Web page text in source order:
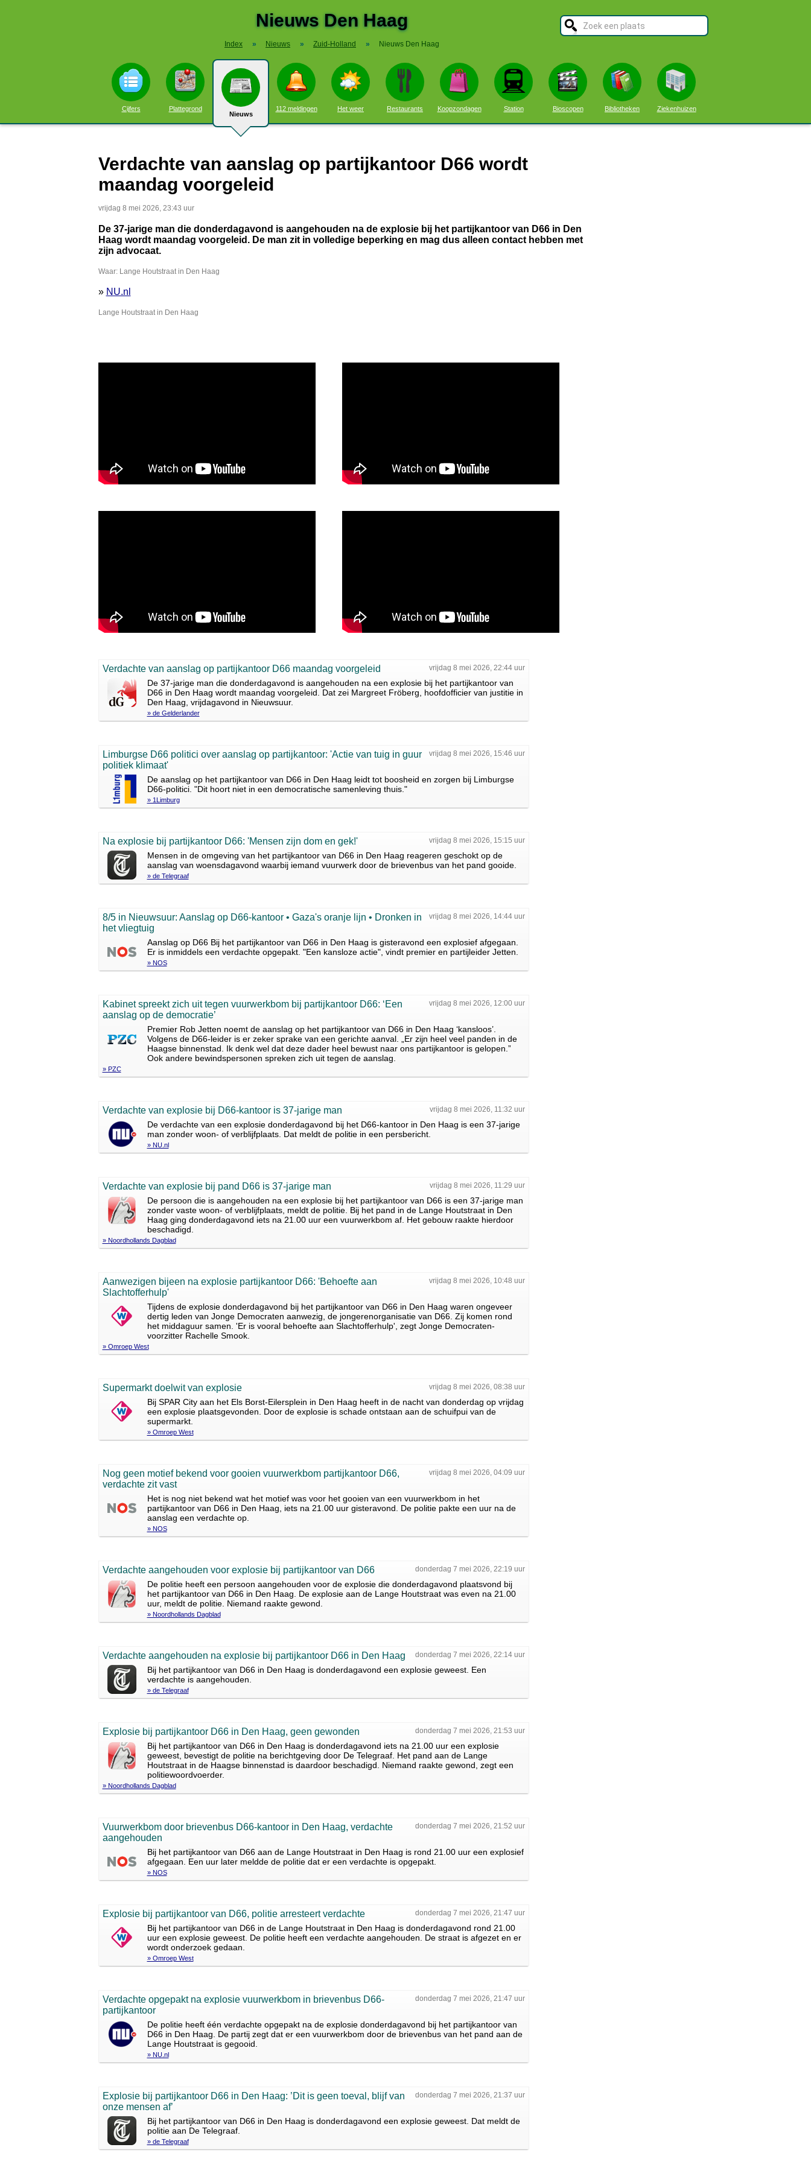
Nieuws Den Haag
Index » Nieuws » Zuid-Holland » Nieuws Den Haag
Cijfers Plattegrond
Nieuws
112 meldingen Het weer Restaurants Koopzondagen Station Bioscopen Bibliotheken Ziekenhuizen
Verdachte van aanslag op partijkantoor D66 wordt
maandag voorgeleid
vrijdag 8 mei 2026, 23:43 uur
De 37-jarige man die donderdagavond is aangehouden na de explosie bij het partijkantoor van D66 in Den
Haag wordt maandag voorgeleid. De man zit in volledige beperking en mag dus alleen contact hebben met
zijn advocaat.
Waar: Lange Houtstraat in Den Haag
» NU.nl
Lange Houtstraat in Den Haag
vrijdag 8 mei 2026, 22:44 uur
Verdachte van aanslag op partijkantoor D66 maandag voorgeleid
De 37-jarige man die donderdagavond is aangehouden na een explosie bij het partijkantoor van
D66 in Den Haag wordt maandag voorgeleid. Dat zei Margreet Fröberg, hoofdofficier van justitie in
Den Haag, vrijdagavond in Nieuwsuur.
» de Gelderlander
vrijdag 8 mei 2026, 15:46 uur
Limburgse D66 politici over aanslag op partijkantoor: 'Actie van tuig in guur
politiek klimaat'
De aanslag op het partijkantoor van D66 in Den Haag leidt tot boosheid en zorgen bij Limburgse
D66-politici. "Dit hoort niet in een democratische samenleving thuis."
» 1Limburg
vrijdag 8 mei 2026, 15:15 uur
Na explosie bij partijkantoor D66: 'Mensen zijn dom en gek!'
Mensen in de omgeving van het partijkantoor van D66 in Den Haag reageren geschokt op de
aanslag van woensdagavond waarbij iemand vuurwerk door de brievenbus van het pand gooide.
» de Telegraaf
vrijdag 8 mei 2026, 14:44 uur
8/5 in Nieuwsuur: Aanslag op D66-kantoor • Gaza's oranje lijn • Dronken in
het vliegtuig
Aanslag op D66 Bij het partijkantoor van D66 in Den Haag is gisteravond een explosief afgegaan.
Er is inmiddels een verdachte opgepakt. "Een kansloze actie", vindt premier en partijleider Jetten.
» NOS
vrijdag 8 mei 2026, 12:00 uur
Kabinet spreekt zich uit tegen vuurwerkbom bij partijkantoor D66: ‘Een
aanslag op de democratie’
Premier Rob Jetten noemt de aanslag op het partijkantoor van D66 in Den Haag ‘kansloos’.
Volgens de D66-leider is er zeker sprake van een gerichte aanval. „Er zijn heel veel panden in de
Haagse binnenstad. Ik denk wel dat deze dader heel bewust naar ons partijkantoor is gelopen.”
Ook andere bewindspersonen spreken zich uit tegen de aanslag.
» PZC
vrijdag 8 mei 2026, 11:32 uur
Verdachte van explosie bij D66-kantoor is 37-jarige man
De verdachte van een explosie donderdagavond bij het D66-kantoor in Den Haag is een 37-jarige
man zonder woon- of verblijfplaats. Dat meldt de politie in een persbericht.
» NU.nl
vrijdag 8 mei 2026, 11:29 uur
Verdachte van explosie bij pand D66 is 37-jarige man
De persoon die is aangehouden na een explosie bij het partijkantoor van D66 is een 37-jarige man
zonder vaste woon- of verblijfplaats, meldt de politie. Bij het pand in de Lange Houtstraat in Den
Haag ging donderdagavond iets na 21.00 uur een vuurwerkbom af. Het gebouw raakte hierdoor
beschadigd.
» Noordhollands Dagblad
vrijdag 8 mei 2026, 10:48 uur
Aanwezigen bijeen na explosie partijkantoor D66: 'Behoefte aan
Slachtofferhulp'
Tijdens de explosie donderdagavond bij het partijkantoor van D66 in Den Haag waren ongeveer
dertig leden van Jonge Democraten aanwezig, de jongerenorganisatie van D66. Zij komen rond
het middaguur samen. 'Er is vooral behoefte aan Slachtofferhulp', zegt Jonge Democraten-
voorzitter Rachelle Smook.
» Omroep West
vrijdag 8 mei 2026, 08:38 uur
Supermarkt doelwit van explosie
Bij SPAR City aan het Els Borst-Eilersplein in Den Haag heeft in de nacht van donderdag op vrijdag
een explosie plaatsgevonden. Door de explosie is schade ontstaan aan de schuifpui van de
supermarkt.
» Omroep West
vrijdag 8 mei 2026, 04:09 uur
Nog geen motief bekend voor gooien vuurwerkbom partijkantoor D66,
verdachte zit vast
Het is nog niet bekend wat het motief was voor het gooien van een vuurwerkbom in het
partijkantoor van D66 in Den Haag, iets na 21.00 uur gisteravond. De politie pakte een uur na de
aanslag een verdachte op.
» NOS
donderdag 7 mei 2026, 22:19 uur
Verdachte aangehouden voor explosie bij partijkantoor van D66
De politie heeft een persoon aangehouden voor de explosie die donderdagavond plaatsvond bij
het partijkantoor van D66 in Den Haag. De explosie aan de Lange Houtstraat was even na 21.00
uur, meldt de politie. Niemand raakte gewond.
» Noordhollands Dagblad
donderdag 7 mei 2026, 22:14 uur
Verdachte aangehouden na explosie bij partijkantoor D66 in Den Haag
Bij het partijkantoor van D66 in Den Haag is donderdagavond een explosie geweest. Een
verdachte is aangehouden.
» de Telegraaf
donderdag 7 mei 2026, 21:53 uur
Explosie bij partijkantoor D66 in Den Haag, geen gewonden
Bij het partijkantoor van D66 in Den Haag is donderdagavond iets na 21.00 uur een explosie
geweest, bevestigt de politie na berichtgeving door De Telegraaf. Het pand aan de Lange
Houtstraat in de Haagse binnenstad is daardoor beschadigd. Niemand raakte gewond, zegt een
politiewoordvoerder.
» Noordhollands Dagblad
donderdag 7 mei 2026, 21:52 uur
Vuurwerkbom door brievenbus D66-kantoor in Den Haag, verdachte
aangehouden
Bij het partijkantoor van D66 aan de Lange Houtstraat in Den Haag is rond 21.00 uur een explosief
afgegaan. Een uur later meldde de politie dat er een verdachte is opgepakt.
» NOS
donderdag 7 mei 2026, 21:47 uur
Explosie bij partijkantoor van D66, politie arresteert verdachte
Bij het partijkantoor van D66 in de Lange Houtstraat in Den Haag is donderdagavond rond 21.00
uur een explosie geweest. De politie heeft een verdachte aangehouden. De straat is afgezet en er
wordt onderzoek gedaan.
» Omroep West
donderdag 7 mei 2026, 21:47 uur
Verdachte opgepakt na explosie vuurwerkbom in brievenbus D66-
partijkantoor
De politie heeft één verdachte opgepakt na de explosie donderdagavond bij het partijkantoor van
D66 in Den Haag. De partij zegt dat er een vuurwerkbom door de brievenbus van het pand aan de
Lange Houtstraat is gegooid.
» NU.nl
donderdag 7 mei 2026, 21:37 uur
Explosie bij partijkantoor D66 in Den Haag: ’Dit is geen toeval, blijf van
onze mensen af’
Bij het partijkantoor van D66 in Den Haag is donderdagavond een explosie geweest. Dat meldt de
politie aan De Telegraaf.
» de Telegraaf